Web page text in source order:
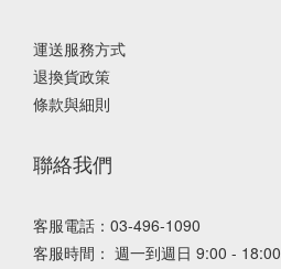
運送服務方式
退換貨政策
條款與細則
聯絡我們
客服電話：03-496-1090
客服時間： 週一到週日 9:00 - 18:00